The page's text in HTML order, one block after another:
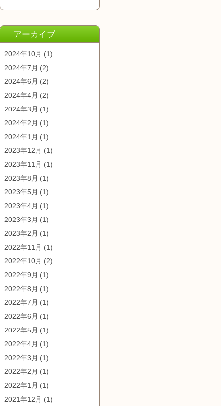
アーカイブ
2024年10月 (1)
2024年7月 (2)
2024年6月 (2)
2024年4月 (2)
2024年3月 (1)
2024年2月 (1)
2024年1月 (1)
2023年12月 (1)
2023年11月 (1)
2023年8月 (1)
2023年5月 (1)
2023年4月 (1)
2023年3月 (1)
2023年2月 (1)
2022年11月 (1)
2022年10月 (2)
2022年9月 (1)
2022年8月 (1)
2022年7月 (1)
2022年6月 (1)
2022年5月 (1)
2022年4月 (1)
2022年3月 (1)
2022年2月 (1)
2022年1月 (1)
2021年12月 (1)